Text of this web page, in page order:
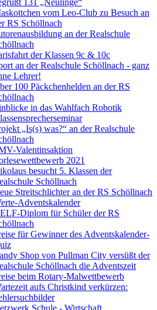
131 „Neulinge“
vom Leo-Club zu Besuch an
RS Schöllnach
an der Realschule
der Klassen 9c & 10c
an der Realschule Schöllnach - ganz
Lehrer!
100 Päckchenhelden an der RS
in das Wahlfach Robotik
„Is(s) was?“ an der Realschule
Valentinsaktion
2021
besucht 5. Klassen der
Schöllnach
Streitschlichter an der RS Schöllnach
Adventskalender
Diplom für Schüler der RS
für Gewinner des Adventskalender-
Shop von Pullman City versüßt der
Schöllnach die Adventszeit
beim Rotary-Malwettbewerb
aufs Christkind verkürzen:
Schule - Wirtschaft